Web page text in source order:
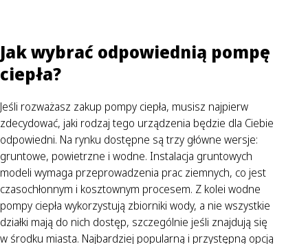
Jak wybrać odpowiednią pompę
ciepła?
Jeśli rozważasz zakup pompy ciepła, musisz najpierw
zdecydować, jaki rodzaj tego urządzenia będzie dla Ciebie
odpowiedni. Na rynku dostępne są trzy główne wersje:
gruntowe, powietrzne i wodne. Instalacja gruntowych
modeli wymaga przeprowadzenia prac ziemnych, co jest
czasochłonnym i kosztownym procesem. Z kolei wodne
pompy ciepła wykorzystują zbiorniki wody, a nie wszystkie
działki mają do nich dostęp, szczególnie jeśli znajdują się
w środku miasta. Najbardziej popularną i przystępną opcją